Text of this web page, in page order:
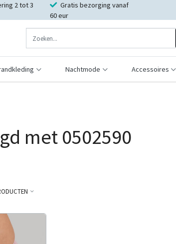
2 tot 3
Gratis bezorging vanaf
60 eur
Nachtmode Accessoires
met 0502590